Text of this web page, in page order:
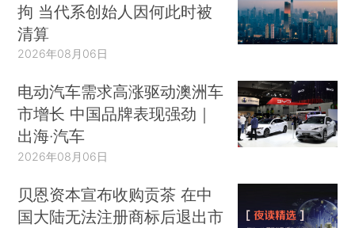
拘 当代系创始人因何此时被
清算
2026年08月06日
电动汽车需求高涨驱动澳洲车
市增长 中国品牌表现强劲｜
出海·汽车
2026年08月06日
贝恩资本宣布收购贡茶 在中
国大陆无法注册商标后退出市